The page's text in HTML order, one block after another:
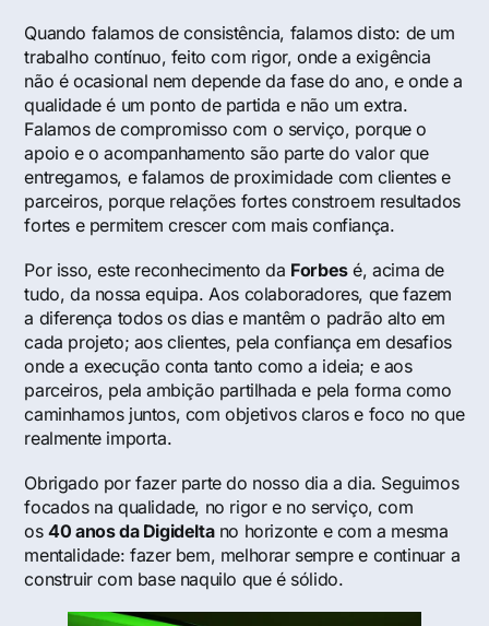
Quando falamos de consistência, falamos disto: de um
trabalho contínuo, feito com rigor, onde a exigência
não é ocasional nem depende da fase do ano, e onde a
qualidade é um ponto de partida e não um extra.
Falamos de compromisso com o serviço, porque o
apoio e o acompanhamento são parte do valor que
entregamos, e falamos de proximidade com clientes e
parceiros, porque relações fortes constroem resultados
fortes e permitem crescer com mais confiança.
Por isso, este reconhecimento da Forbesé, acima de
tudo, da nossa equipa. Aos colaboradores, que fazem
a diferença todos os dias e mantêm o padrão alto em
cada projeto; aos clientes, pela confiança em desafios
onde a execução conta tanto como a ideia; e aos
parceiros, pela ambição partilhada e pela forma como
caminhamos juntos, com objetivos claros e foco no que
realmente importa.
Obrigado por fazer parte do nosso dia a dia. Seguimos
focados na qualidade, no rigor e no serviço, com
os40 anos da Digideltano horizonte e com a mesma
mentalidade: fazer bem, melhorar sempre e continuar a
construir com base naquilo que é sólido.